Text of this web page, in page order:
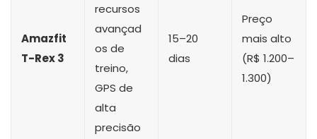
Amazfit
T-Rex 3
recursos
avançad
os de
treino,
GPS de
alta
precisão
15–20
dias
Preço
mais alto
(R$ 1.200–
1.300)